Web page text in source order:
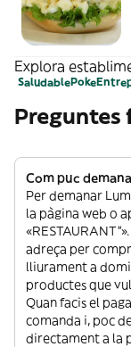
Explora
SaludablePoke
Preguntes
Com puc
Per demanar
la pàgina web o
adreça per
lliurament a
productes que
Quan facis el
comanda i, poc
directament a la